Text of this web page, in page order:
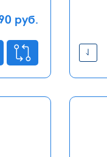
руб.